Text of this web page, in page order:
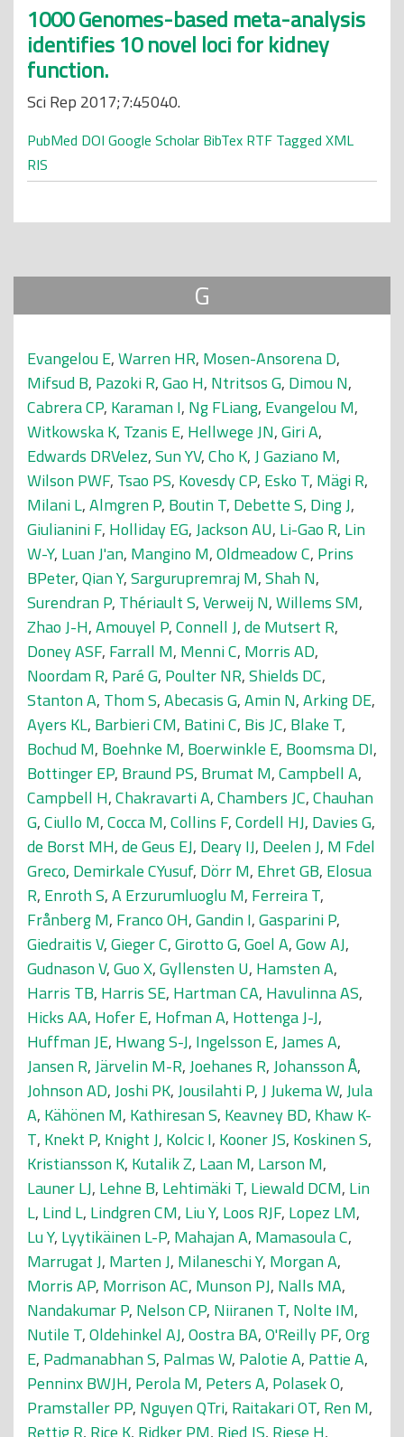
1000 Genomes-based meta-analysis
identifies 10 novel loci for kidney
function.
Sci Rep 2017;7:45040.
PubMed DOI Google Scholar BibTex RTF Tagged XML
RIS
G
Evangelou E,Warren HR, Mosen-Ansorena D,
Mifsud B, Pazoki R,Gao H, Ntritsos G, Dimou N,
Cabrera CP, Karaman I, Ng FLiang, Evangelou M,
Witkowska K, Tzanis E, Hellwege JN,Giri A,
Edwards DRVelez,Sun YV,Cho K,J Gaziano M,
Wilson PWF, Tsao PS, Kovesdy CP, Esko T, Mägi R,
Milani L,Almgren P, Boutin T, Debette S, Ding J,
Giulianini F, Holliday EG,Jackson AU, Li-Gao R, Lin
W-Y, Luan J'an, Mangino M,Oldmeadow C, Prins
BPeter,Qian Y,Sargurupremraj M,Shah N,
Surendran P, Thériault S,Verweij N,Willems SM,
Zhao J-H,Amouyel P,Connell J,de Mutsert R,
Doney ASF, Farrall M, Menni C, Morris AD,
Noordam R, Paré G, Poulter NR,Shields DC,
Stanton A, Thom S,Abecasis G,Amin N,Arking DE,
Ayers KL, Barbieri CM, Batini C, Bis JC, Blake T,
Bochud M, Boehnke M, Boerwinkle E, Boomsma DI,
Bottinger EP, Braund PS, Brumat M,Campbell A,
Campbell H,Chakravarti A,Chambers JC,Chauhan
G,Ciullo M,Cocca M,Collins F,Cordell HJ, Davies G,
de Borst MH,de Geus EJ, Deary IJ, Deelen J, M Fdel
Greco, Demirkale CYusuf, Dörr M, Ehret GB, Elosua
R, Enroth S,A Erzurumluoglu M, Ferreira T,
Frånberg M, Franco OH,Gandin I,Gasparini P,
Giedraitis V,Gieger C,Girotto G,Goel A,Gow AJ,
Gudnason V,Guo X,Gyllensten U, Hamsten A,
Harris TB, Harris SE, Hartman CA, Havulinna AS,
Hicks AA, Hofer E, Hofman A, Hottenga J-J,
Huffman JE, Hwang S-J, Ingelsson E,James A,
Jansen R,Järvelin M-R,Joehanes R,Johansson Å,
Johnson AD,Joshi PK,Jousilahti P,J Jukema W,Jula
A, Kähönen M, Kathiresan S, Keavney BD, Khaw K-
T, Knekt P, Knight J, Kolcic I, Kooner JS, Koskinen S,
Kristiansson K, Kutalik Z, Laan M, Larson M,
Launer LJ, Lehne B, Lehtimäki T, Liewald DCM, Lin
L, Lind L, Lindgren CM, Liu Y, Loos RJF, Lopez LM,
Lu Y, Lyytikäinen L-P, Mahajan A, Mamasoula C,
Marrugat J, Marten J, Milaneschi Y, Morgan A,
Morris AP, Morrison AC, Munson PJ, Nalls MA,
Nandakumar P, Nelson CP, Niiranen T, Nolte IM,
Nutile T,Oldehinkel AJ,Oostra BA,O'Reilly PF,Org
E, Padmanabhan S, Palmas W, Palotie A, Pattie A,
Penninx BWJH, Perola M, Peters A, Polasek O,
Pramstaller PP, Nguyen QTri, Raitakari OT, Ren M,
Rettig R, Rice K, Ridker PM, Ried JS, Riese H,